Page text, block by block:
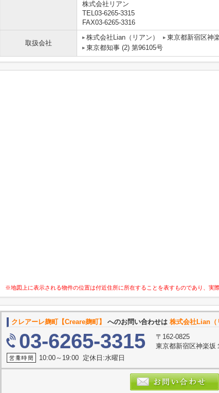
株式会社リアン
TEL03-6265-3315
FAX03-6265-3316
取扱会社
株式会社Lian（リアン） 東京都新宿区神
東京都知事 (2) 第96105号
※地図上に表示される物件の位置は付近住所に所在することを表すものであり、実
クレアーレ麹町【Creare麹町】 へのお問い合わせは 株式会社Lian（
03-6265-3315
〒162-0825
東京都新宿区神楽坂
10:00～19:00 定休日:水曜日